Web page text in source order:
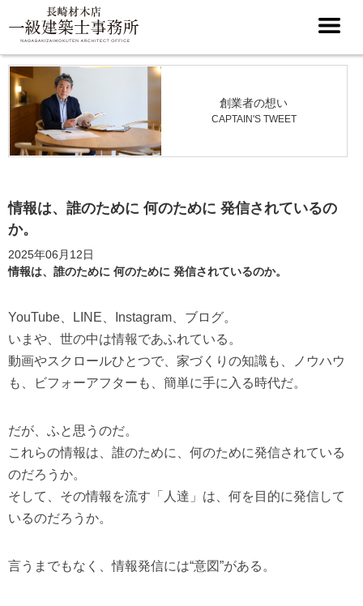
創業者の想い
CAPTAIN'S TWEET
情報は、誰のために 何のために 発信されているの
か。
2025年06月12日
情報は、誰のために 何のために 発信されているのか。
YouTube、LINE、Instagram、ブログ。
いまや、世の中は情報であふれている。
動画やスクロールひとつで、家づくりの知識も、ノウハウ
も、ビフォーアフターも、簡単に手に入る時代だ。
だが、ふと思うのだ。
これらの情報は、誰のために、何のために発信されている
のだろうか。
そして、その情報を流す「人達」は、何を目的に発信して
いるのだろうか。
言うまでもなく、情報発信には“意図”がある。